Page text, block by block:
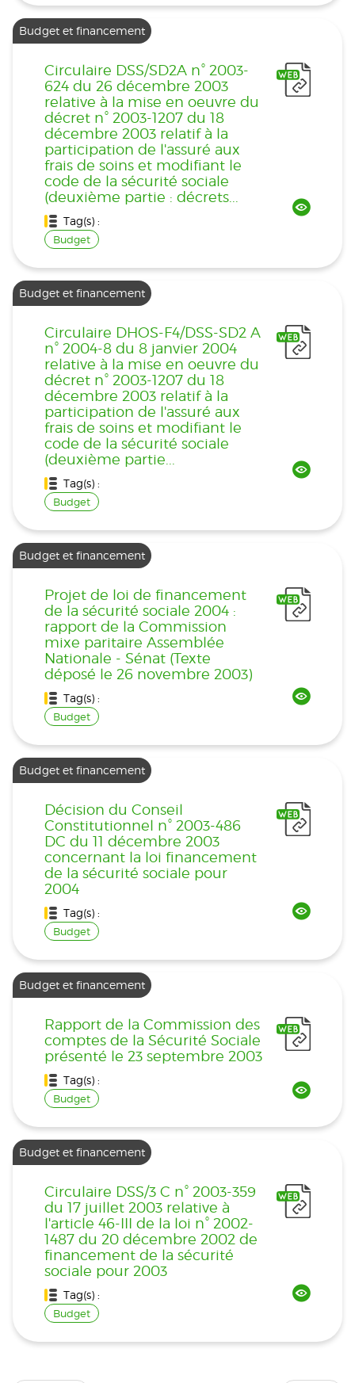
Budget et financement
Circulaire DSS/SD2A n° 2003-
624 du 26 décembre 2003
relative à la mise en oeuvre du
décret n° 2003-1207 du 18
décembre 2003 relatif à la
participation de l'assuré aux
frais de soins et modifiant le
code de la sécurité sociale
(deuxième partie : décrets...
Tag(s) :
Budget
Budget et financement
Circulaire DHOS-F4/DSS-SD2 A
n° 2004-8 du 8 janvier 2004
relative à la mise en oeuvre du
décret n° 2003-1207 du 18
décembre 2003 relatif à la
participation de l'assuré aux
frais de soins et modifiant le
code de la sécurité sociale
(deuxième partie...
Tag(s) :
Budget
Budget et financement
Projet de loi de financement
de la sécurité sociale 2004 :
rapport de la Commission
mixe paritaire Assemblée
Nationale - Sénat (Texte
déposé le 26 novembre 2003)
Tag(s) :
Budget
Budget et financement
Décision du Conseil
Constitutionnel n° 2003-486
DC du 11 décembre 2003
concernant la loi financement
de la sécurité sociale pour
2004
Tag(s) :
Budget
Budget et financement
Rapport de la Commission des
comptes de la Sécurité Sociale
présenté le 23 septembre 2003
Tag(s) :
Budget
Budget et financement
Circulaire DSS/3 C n° 2003-359
du 17 juillet 2003 relative à
l'article 46-III de la loi n° 2002-
1487 du 20 décembre 2002 de
financement de la sécurité
sociale pour 2003
Tag(s) :
Budget